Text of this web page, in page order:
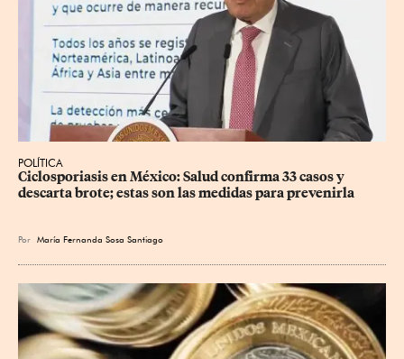
POLÍTICA
Ciclosporiasis en México: Salud confirma 33 casos y
descarta brote; estas son las medidas para prevenirla
Por María Fernanda Sosa Santiago